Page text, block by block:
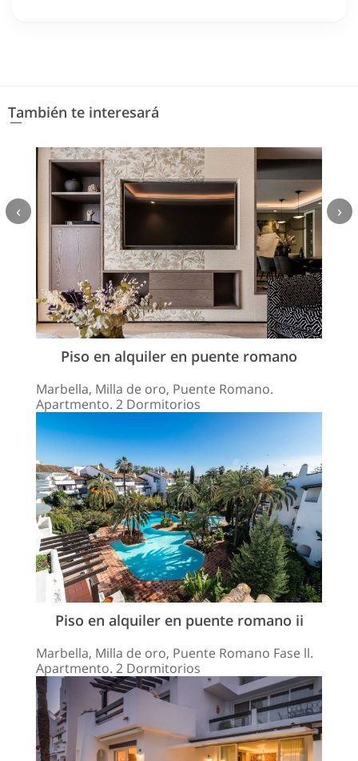
También te interesará
Piso en alquiler en puente romano
Marbella, Milla de oro, Puente Romano.
Apartmento. 2 Dormitorios
Piso en alquiler en puente romano ii
Marbella, Milla de oro, Puente Romano Fase ll.
Apartmento. 2 Dormitorios
‹ ›